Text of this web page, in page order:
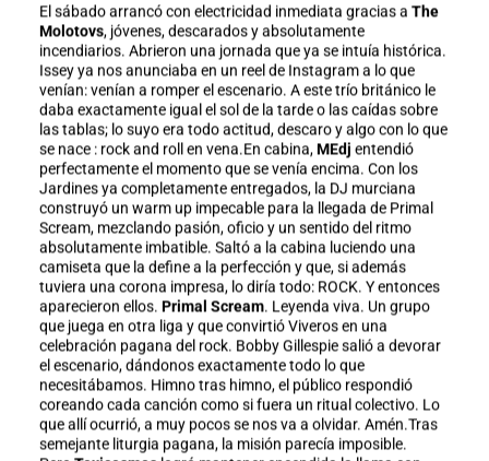
El sábado arrancó con electricidad inmediata gracias a The
Molotovs, jóvenes, descarados y absolutamente
incendiarios. Abrieron una jornada que ya se intuía histórica.
Issey ya nos anunciaba en un reel de Instagram a lo que
venían: venían a romper el escenario. A este trío británico le
daba exactamente igual el sol de la tarde o las caídas sobre
las tablas; lo suyo era todo actitud, descaro y algo con lo que
se nace : rock and roll en vena.En cabina, MEdj entendió
perfectamente el momento que se venía encima. Con los
Jardines ya completamente entregados, la DJ murciana
construyó un warm up impecable para la llegada de Primal
Scream, mezclando pasión, oficio y un sentido del ritmo
absolutamente imbatible. Saltó a la cabina luciendo una
camiseta que la define a la perfección y que, si además
tuviera una corona impresa, lo diría todo: ROCK. Y entonces
aparecieron ellos. Primal Scream. Leyenda viva. Un grupo
que juega en otra liga y que convirtió Viveros en una
celebración pagana del rock. Bobby Gillespie salió a devorar
el escenario, dándonos exactamente todo lo que
necesitábamos. Himno tras himno, el público respondió
coreando cada canción como si fuera un ritual colectivo. Lo
que allí ocurrió, a muy pocos se nos va a olvidar. Amén.Tras
semejante liturgia pagana, la misión parecía imposible.